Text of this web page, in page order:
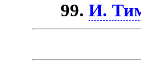
99.И.